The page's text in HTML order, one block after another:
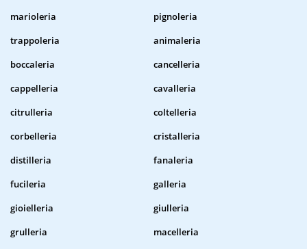
marioleria
pignoleria
trappoleria
animaleria
boccaleria
cancelleria
cappelleria
cavalleria
citrulleria
coltelleria
corbelleria
cristalleria
distilleria
fanaleria
fucileria
galleria
gioielleria
giulleria
grulleria
macelleria